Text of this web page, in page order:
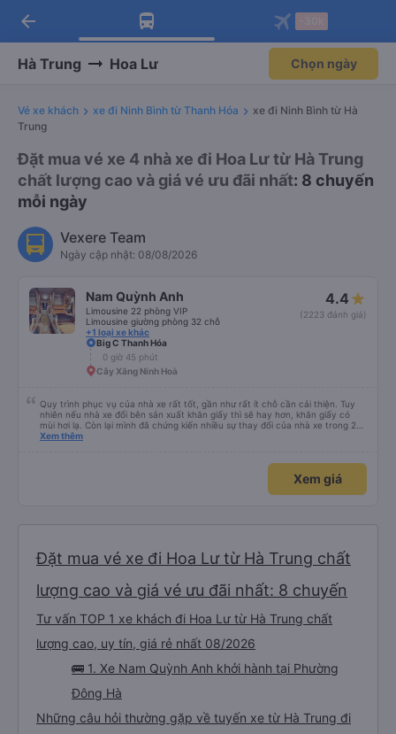
Tải app Vexere ngay!
Nhận ưu đãi thành viên độc
Mở app
Tải app Vexere
-30k/ghế khi đặt vé máy bay qua
Mở app
arrow_back
Hà Trung Hoa Lư Chọn ngày
Vé xe khách xe đi Ninh Bình từ Thanh Hóa
xe đi Ninh Bình từ Hà
Trung
Đặt mua vé xe 4 nhà xe đi Hoa Lư từ Hà Trung
chất lượng cao và giá vé ưu đãi nhất: 8 chuyến
mỗi ngày
Vexere Team
Ngày cập nhật: 08/08/2026
Nam Quỳnh Anh
Limousine 22 phòng VIP
Limousine giường phòng 32 chỗ
+1 loại xe khác
4.4
(2223 đánh giá)
Big C Thanh Hóa
0 giờ 45 phút
Cây Xăng Ninh Hoà
Quy trình phục vụ của nhà xe rất tốt, gần như rất ít chỗ cần cải thiện. Tuy
nhiên nếu nhà xe đổi bên sản xuất khăn giấy thì sẽ hay hơn, khăn giấy có
mùi hơi lạ. Còn lại mình đã chứng kiến nhiều sự thay đổi của nhà xe trong 2
tháng vừa rồi: tài xế và phụ xe ngày càng thân thiện, quy trình phục vụ rõ
Xem thêm
Xem giá
Đặt mua vé xe đi Hoa Lư từ Hà Trung chất
lượng cao và giá vé ưu đãi nhất: 8 chuyến
Tư vấn TOP 1 xe khách đi Hoa Lư từ Hà Trung chất
lượng cao, uy tín, giá rẻ nhất 08/2026
🚌 1. Xe Nam Quỳnh Anh khởi hành tại Phường
Đông Hà
Những câu hỏi thường gặp về tuyến xe từ Hà Trung đi